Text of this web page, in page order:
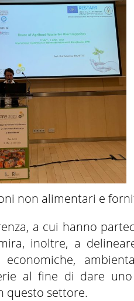
non alimentari e
a cui hanno
inoltre, a
economiche,
al fine di dare
questo settore.